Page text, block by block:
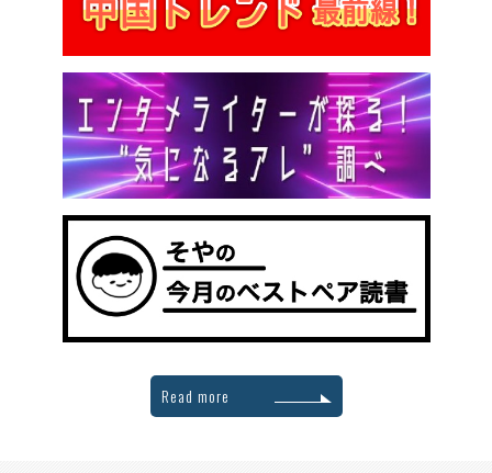
Read more